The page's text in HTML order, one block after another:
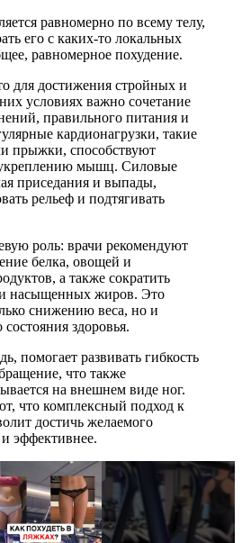
равномерно по всему телу,
его с каких-то локальных
равномерное похудение.
для достижения стройных и
условиях важно сочетание
правильного питания и
кардионагрузки, такие
прыжки, способствуют
мышц. Силовые
приседания и выпады,
рельеф и подтягивать
роль: врачи рекомендуют
белка, овощей и
а также сократить
и насыщенных жиров. Это
снижению веса, но и
здоровья.
помогает развивать гибкость
что также
на внешнем виде ног.
что комплексный подход к
достичь желаемого
и эффективнее.